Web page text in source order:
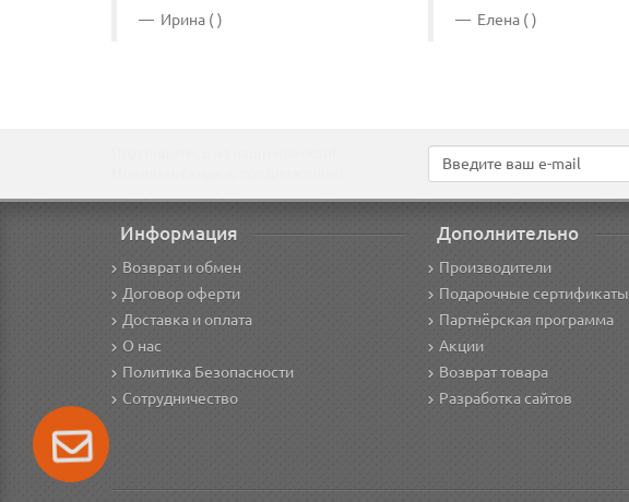
Ирина ( ) Елена ( )
Информация
Возврат и обмен
Договор оферти
Доставка и оплата
О нас
Политика Безопасности
Сотрудничество
Дополнительно
Производители
Подарочные сертификаты
Партнёрская программа
Акции
Возврат товара
Разработка сайтов